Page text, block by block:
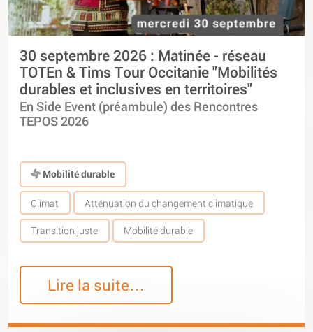
30 septembre 2026 : Matinée - réseau
TOTEn & Tims Tour Occitanie "Mobilités
durables et inclusives en territoires"
En Side Event (préambule) des Rencontres
TEPOS 2026
Mobilité durable
Climat Atténuation du changement climatique
Transition juste Mobilité durable
Lire la suite…